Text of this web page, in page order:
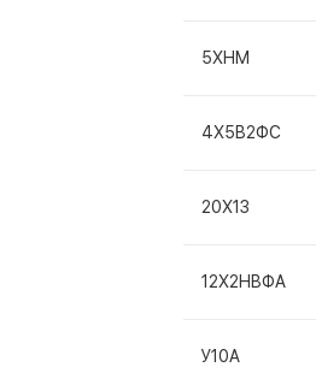
5ХНМ
4Х5В2ФС
20Х13
12Х2НВФА
У10А